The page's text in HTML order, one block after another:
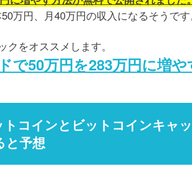
万円、月40万円の収入になるそうです
をオススメします。
で50万円を283万円に増や
コインとビットコインキャ
と予想